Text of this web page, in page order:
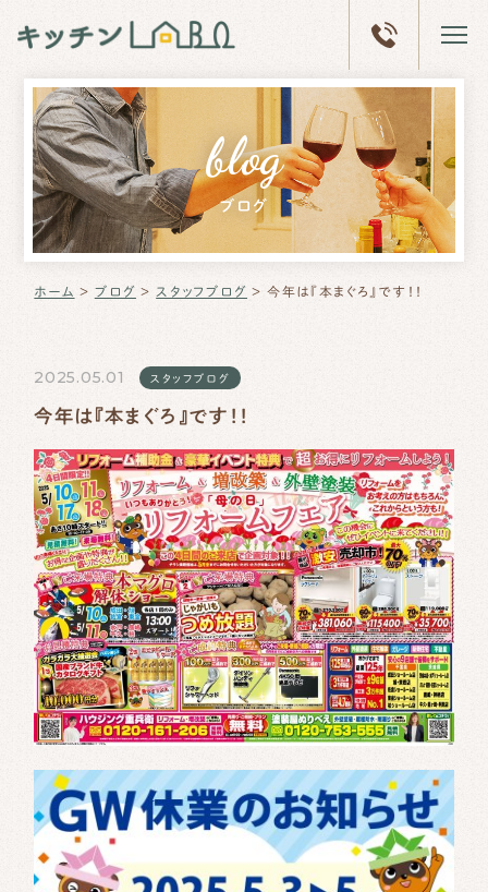
ホーム
キッチンLABOとは
体験型ショールーム
ブログ
ショールーム予約
無料相談
TEL.0120-010-753
午前9:00～午後6:00[水曜定休]
blog
ブログ
ホーム ＞ ブログ ＞ スタッフブログ ＞今年は『本まぐろ』です！！
2025.05.01 スタッフブログ
今年は『本まぐろ』です！！